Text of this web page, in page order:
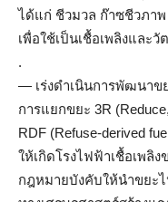
ได้แก่ ชีวมวล ก๊าซชีวภาพ
เพื่อใช้เป็นเชื้อเพลิงและ
.
— เร่งดำเนินการพัฒนาข
การแยกขยะ 3R
RDF (Refuse-derived
ให้เกิดโรงไฟฟ้าเชื้อเพลิ
กฎหมายบังคับให้นำขยะ